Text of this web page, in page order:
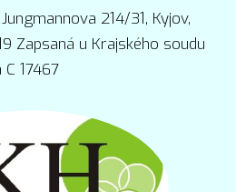
214/31, Kyjov,
Zapsaná u Krajského soudu
17467